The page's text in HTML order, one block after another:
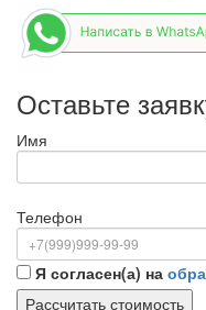
Оставьте
Имя
Телефон
Я согласен(а) на